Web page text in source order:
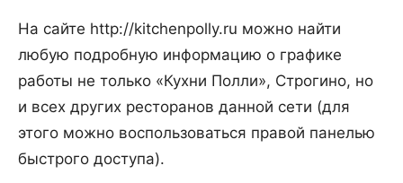
На сайте http://kitchenpolly.ru можно найти
любую подробную информацию о графике
работы не только «Кухни Полли», Строгино, но
и всех других ресторанов данной сети (для
этого можно воспользоваться правой панелью
быстрого доступа).